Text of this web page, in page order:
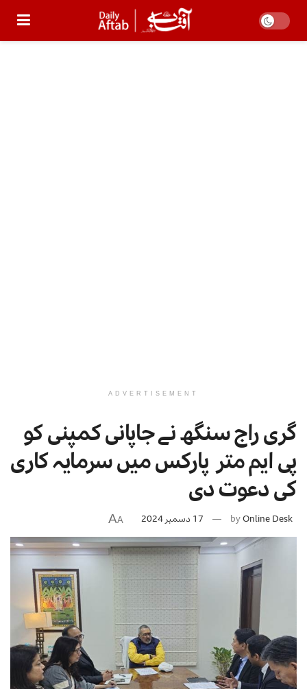
ADVERTISEMENT
گری راج سنگھ نے جاپانی کمپنی کو
پی ایم متر پارکس میں سرمایہ کاری
کی دعوت دی
byOnline Desk 17 دسمبر 2024 A
A